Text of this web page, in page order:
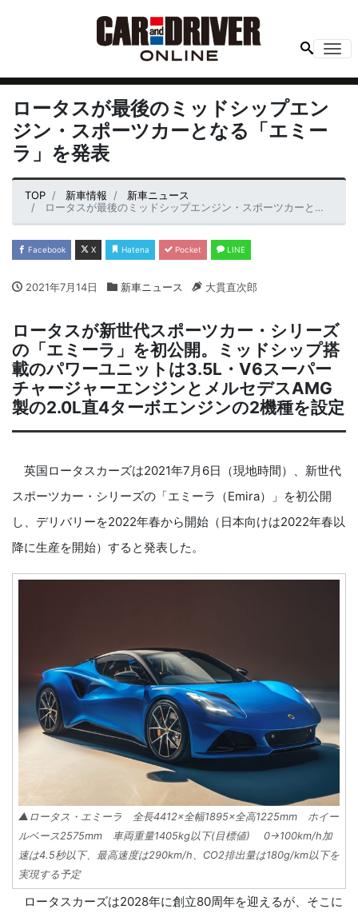
ロータスが最後のミッドシップエン
ジン・スポーツカーとなる「エミー
ラ」を発表
TOP 新車情報
新車ニュース
ロータスが最後のミッドシップエンジン・スポーツカーとなる「エミーラ」を発表
Facebook X Hatena Pocket LINE
2021年7月14日 新車ニュース 大貫直次郎
ロータスが新世代スポーツカー・シリーズ
の「エミーラ」を初公開。ミッドシップ搭
載のパワーユニットは3.5L・V6スーパー
チャージャーエンジンとメルセデスAMG
製の2.0L直4ターボエンジンの2機種を設定
英国ロータスカーズは2021年7月6日（現地時間）、新世代
スポーツカー・シリーズの「エミーラ（Emira）」を初公開
し、デリバリーを2022年春から開始（日本向けは2022年春以
降に生産を開始）すると発表した。
▲ロータス・エミーラ 全長4412×全幅1895×全高1225mm ホイー
ルベース2575mm 車両重量1405kg以下(目標値) 0→100km/h加
速は4.5秒以下、最高速度は290km/h、CO2排出量は180g/km以下を
実現する予定
ロータスカーズは2028年に創立80周年を迎えるが、そこに